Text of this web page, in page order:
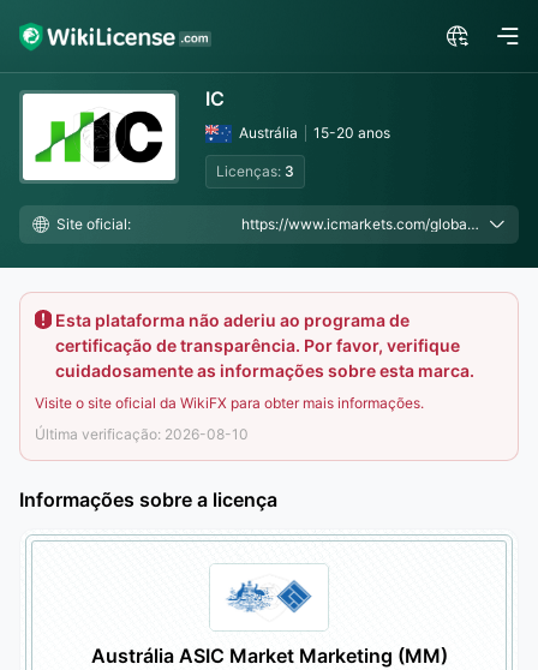
IC
Austrália 15-20 anos
Licenças: 3
Site oficial: https://www.icmarkets.com/global/en/?camp=56118
Esta plataforma não aderiu ao programa de
certificação de transparência. Por favor, verifique
cuidadosamente as informações sobre esta marca.
Visite o site oficial da WikiFX para obter mais informações.
Última verificação: 2026-08-10
Informações sobre a licença
Austrália ASIC Market Marketing (MM)